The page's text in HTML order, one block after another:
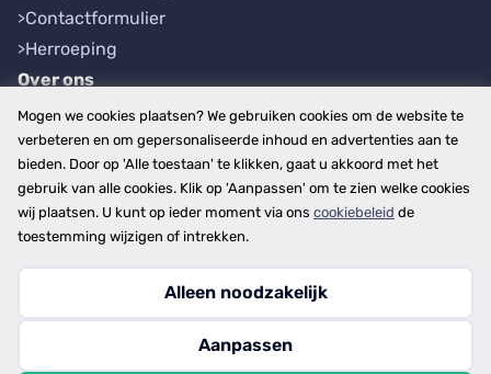
Contactformulier
Herroeping
Over ons
Bedrijfsgegevens
Werkwijze
Overzichten
Plaatsen
Provincies
Copyright © 2026
Mogen we cookies plaatsen? We gebruiken cookies om de website te
verbeteren en om gepersonaliseerde inhoud en advertenties aan te
bieden. Door op 'Alle toestaan' te klikken, gaat u akkoord met het
gebruik van alle cookies. Klik op 'Aanpassen' om te zien welke cookies
wij plaatsen. U kunt op ieder moment via ons cookiebeleid de
toestemming wijzigen of intrekken.
Alleen noodzakelijk
Aanpassen